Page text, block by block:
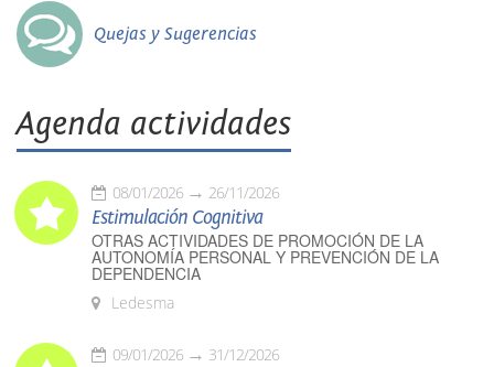
Quejas y Sugerencias
Agenda actividades
08/01/2026 26/11/2026
Estimulación Cognitiva
OTRAS ACTIVIDADES DE PROMOCIÓN DE LA
AUTONOMÍA PERSONAL Y PREVENCIÓN DE LA
DEPENDENCIA
Ledesma
09/01/2026 31/12/2026